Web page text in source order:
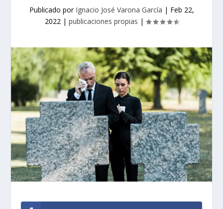
Publicado por Ignacio José Varona García | Feb 22,
2022| publicaciones propias |